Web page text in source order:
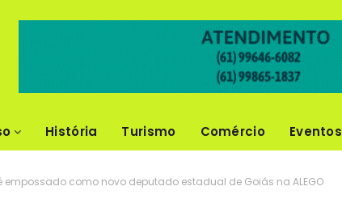
História Turismo Comércio Eventos
empossado como novo deputado estadual de Goiás na ALEGO